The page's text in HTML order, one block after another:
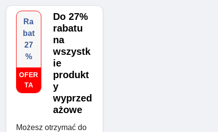
Ra
bat
27
%
OFER
TA
Do 27%
rabatu
na
wszystk
ie
produkt
y
wyprzed
ażowe
Możesz otrzymać do